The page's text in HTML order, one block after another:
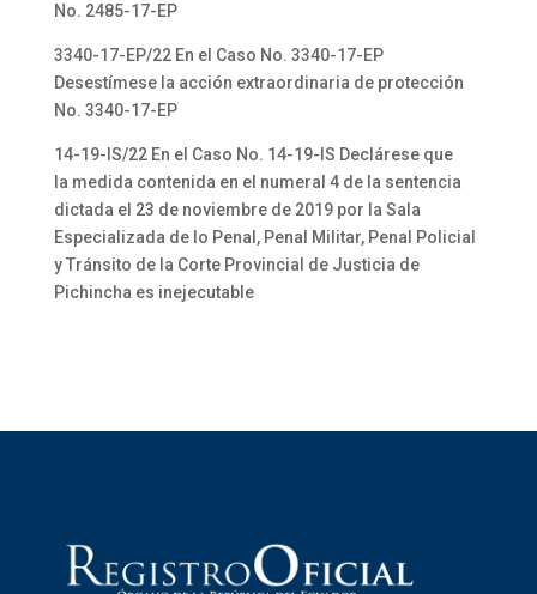
No. 2485-17-EP
3340-17-EP/22 En el Caso No. 3340-17-EP
Desestímese la acción extraordinaria de protección
No. 3340-17-EP
14-19-IS/22 En el Caso No. 14-19-IS Declárese que
la medida contenida en el numeral 4 de la sentencia
dictada el 23 de noviembre de 2019 por la Sala
Especializada de lo Penal, Penal Militar, Penal Policial
y Tránsito de la Corte Provincial de Justicia de
Pichincha es inejecutable